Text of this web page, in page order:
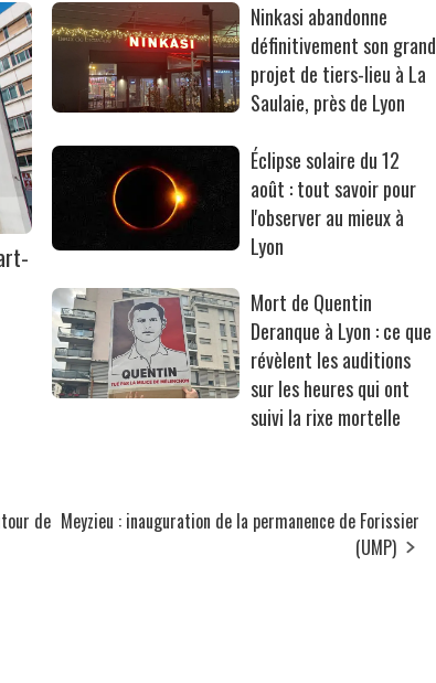
Ninkasi abandonne
définitivement son grand
projet de tiers-lieu à La
Saulaie, près de Lyon
Éclipse solaire du 12
août : tout savoir pour
l'observer au mieux à
Lyon
Mort de Quentin
Deranque à Lyon : ce que
révèlent les auditions
sur les heures qui ont
suivi la rixe mortelle
de Meyzieu : inauguration de la permanence de Forissier
(UMP)